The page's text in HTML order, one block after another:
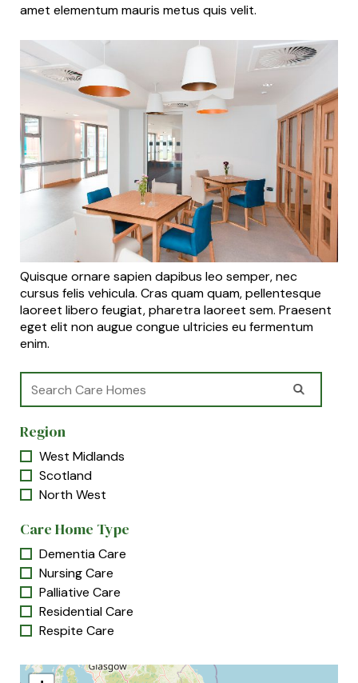
amet elementum mauris metus quis velit.
Quisque ornare sapien dapibus leo semper, nec
cursus felis vehicula. Cras quam quam, pellentesque
laoreet libero feugiat, pharetra laoreet sem. Praesent
eget elit non augue congue ultricies eu fermentum
enim.
Region
West Midlands
Scotland
North West
Care Home Type
Dementia Care
Nursing Care
Palliative Care
Residential Care
Respite Care